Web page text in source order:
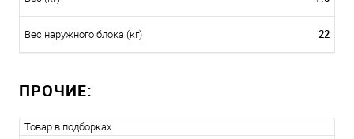
Вес наружного блока (кг) 22
ПРОЧИЕ:
Товар в подборках